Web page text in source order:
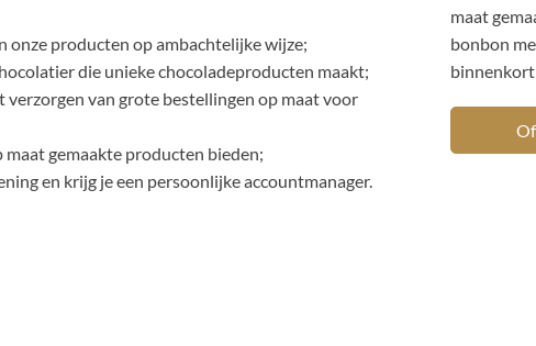
onze producten op ambachtelijke wijze;
die unieke chocoladeproducten maakt;
verzorgen van grote bestellingen op maat voor
gemaakte producten bieden;
en krijg je een persoonlijke accountmanager.
maat
bonbon
binnenkort